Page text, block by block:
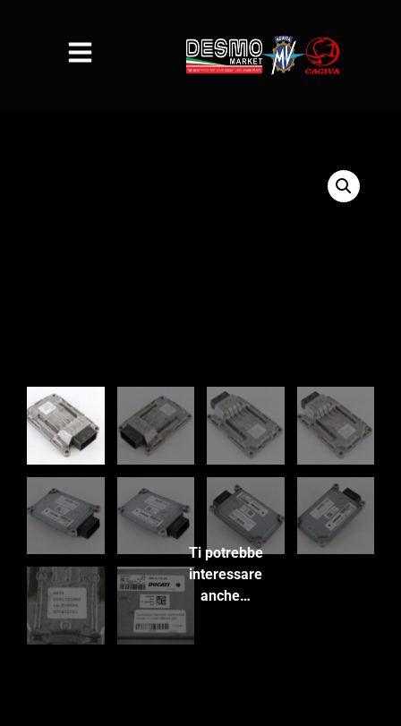
Ti potrebbe
interessare
anche…